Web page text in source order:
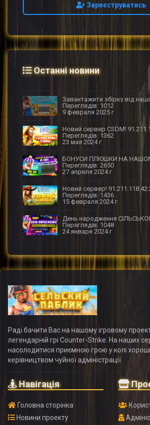
Зареєструватись
Останні новини
Переглядів: 1012
9 февраля 2025 г
Новий сервер CSDM!
Переглядів: 1362
23 мая 2024 г
БОНУСИ ПЛЮШКИ НА
Переглядів: 2650
27 апреля 2024 г
Новий сервер!
Переглядів: 1436
15 февраля 2024 г
День народження
Переглядів: 1048
24 января 2024 г
Раді бачити Вас на нашому ігровому
легендарній грі Counter-Strike. На наших
насолодитися приємною грою у колі
керівництвом чуйної адміністрації.
Навігація
Головна сторінка
Новини проекту